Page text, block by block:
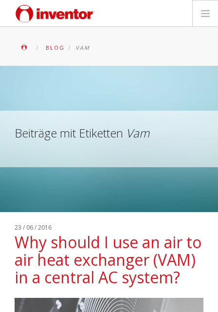
Medienbibliothek
SUCHE
BLOG VAM
Beiträge mit Etiketten Vam
23 / 06 / 2016
Why should I use an air to
air heat exchanger (VAM)
in a central AC system?